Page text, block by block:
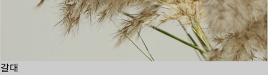
갈대